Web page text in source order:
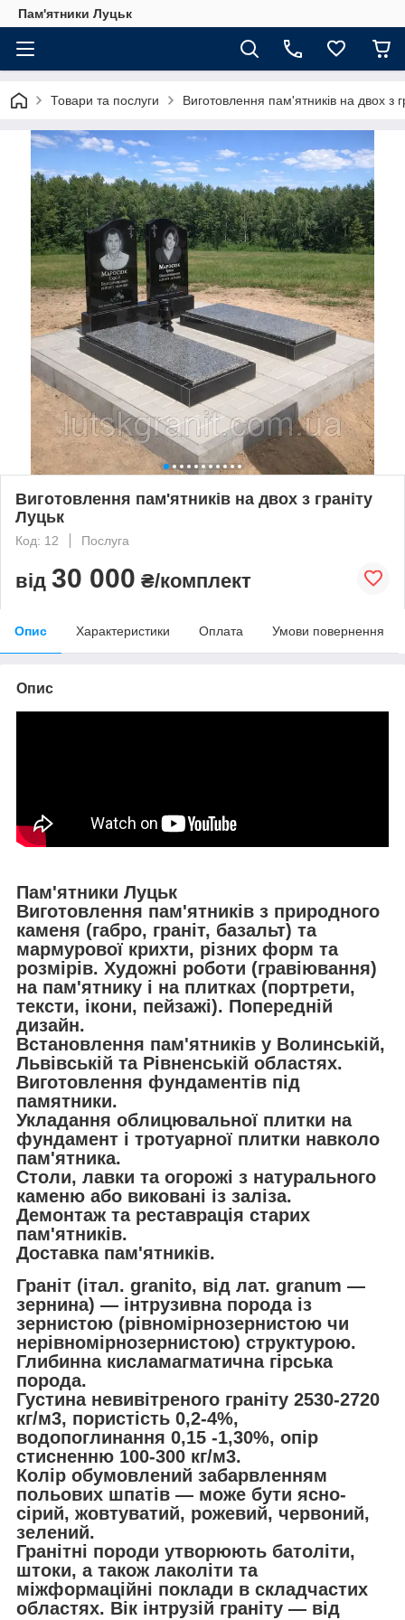
Пам'ятники Луцьк
Товари та послуги Виготовлення пам'ятників на двох з
Виготовлення пам'ятників на двох з граніту
Луцьк
Код: 12 Послуга
від 30 000 ₴/комплект
Опис Характеристики Оплата Умови повернення
Опис
Пам'ятники Луцьк
Виготовлення пам'ятників з природного
каменя (габро, граніт, базальт) та
мармурової крихти, різних форм та
розмірів. Художні роботи (гравіювання)
на пам'ятнику і на плитках (портрети,
тексти, ікони, пейзажі). Попередній
дизайн.
Встановлення пам'ятників у Волинській,
Львівській та Рівненській областях.
Виготовлення фундаментів під
памятники.
Укладання облицювальної плитки на
фундамент і тротуарної плитки навколо
пам'ятника.
Столи, лавки та огорожі з натурального
каменю або виковані із заліза.
Демонтаж та реставрація старих
пам'ятників.
Доставка пам'ятників.
Граніт (італ. granito, від лат. granum —
зернина) — інтрузивна порода із
зернистою (рівномірнозернистою чи
нерівномірнозернистою) структурою.
Глибинна кисламагматична гірська
порода.
Густина невивітреного граніту 2530-2720
кг/м3, пористість 0,2-4%,
водопоглинання 0,15 -1,30%, опір
стисненню 100-300 кг/м3.
Колір обумовлений забарвленням
польових шпатів — може бути ясно-
сірий, жовтуватий, рожевий, червоний,
зелений.
Гранітні породи утворюють батоліти,
штоки, а також лаколіти та
міжформаційні поклади в складчастих
областях. Вік інтрузій граніту — від